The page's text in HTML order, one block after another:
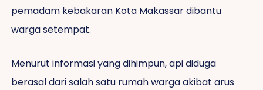
pemadam kebakaran Kota Makassar dibantu
warga setempat.
Menurut informasi yang dihimpun, api diduga
berasal dari salah satu rumah warga akibat arus